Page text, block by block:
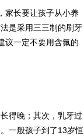
长要让孩子从小养
是采用三三制的刷牙
议一定不要用含氟的
得晚；其次，乳牙过
一般孩子到了13岁恒